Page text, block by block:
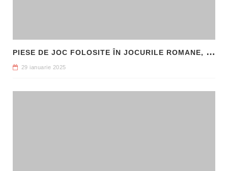
P
IESE DE JOC FOLOSITE ÎN JOCURILE ROMANE, DESCOPERITE LA HADRIANOPOLIS
29 ianuarie 2025